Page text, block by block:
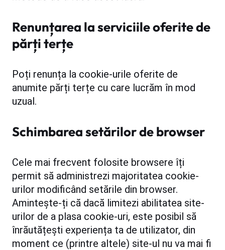
Renunțarea la serviciile oferite de
părți terțe
Poți renunța la cookie-urile oferite de
anumite părți terțe cu care lucrăm în mod
uzual.
Schimbarea setărilor de browser
Cele mai frecvent folosite browsere îți
permit să administrezi majoritatea cookie-
urilor modificând setările din browser.
Amintește-ți că dacă limitezi abilitatea site-
urilor de a plasa cookie-uri, este posibil să
înrăutățești experiența ta de utilizator, din
moment ce (printre altele) site-ul nu va mai fi